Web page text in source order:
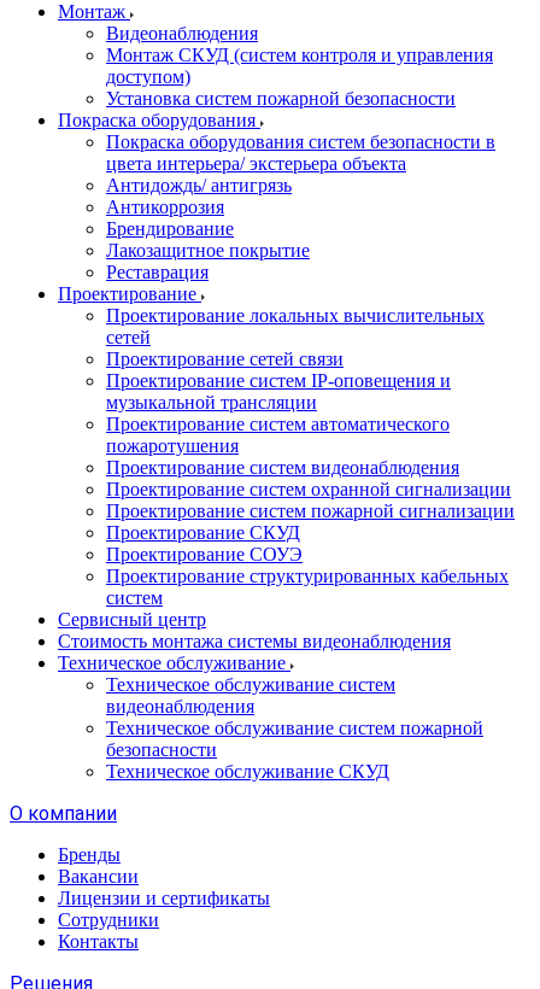
Монтаж
Видеонаблюдения
Монтаж СКУД (систем контроля и управления
доступом)
Установка систем пожарной безопасности
Покраска оборудования
Покраска оборудования систем безопасности в
цвета интерьера/ экстерьера объекта
Антидождь/ антигрязь
Антикоррозия
Брендирование
Лакозащитное покрытие
Реставрация
Проектирование
Проектирование локальных вычислительных
сетей
Проектирование сетей связи
Проектирование систем IP-оповещения и
музыкальной трансляции
Проектирование систем автоматического
пожаротушения
Проектирование систем видеонаблюдения
Проектирование систем охранной сигнализации
Проектирование систем пожарной сигнализации
Проектирование СКУД
Проектирование СОУЭ
Проектирование структурированных кабельных
систем
Сервисный центр
Стоимость монтажа системы видеонаблюдения
Техническое обслуживание
Техническое обслуживание систем
видеонаблюдения
Техническое обслуживание систем пожарной
безопасности
Техническое обслуживание СКУД
О компании
Бренды
Вакансии
Лицензии и сертификаты
Сотрудники
Контакты
Решения